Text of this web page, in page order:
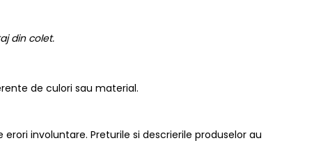
din colet.
de culori sau material.
involuntare. Preturile si descrierile produselor au